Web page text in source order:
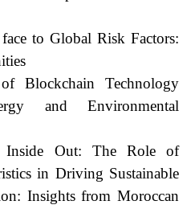
to Global Risk Factors:
Blockchain Technology
and Environmental
Inside Out: The Role of
in Driving Sustainable
Insights from Moroccan